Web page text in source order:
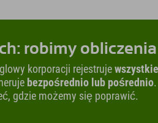
robimy obliczenia
korporacji rejestruje
bezpośrednio lub pośrednio
gdzie możemy się poprawić.